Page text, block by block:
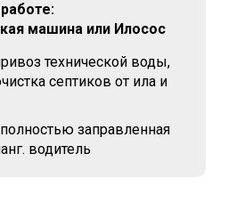
машина или Илосос
технической воды,
септиков от ила и
заправленная
водитель